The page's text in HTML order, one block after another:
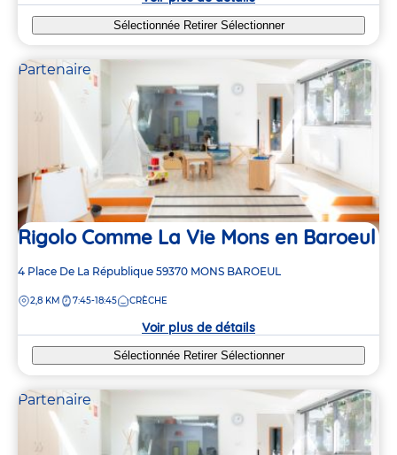
Sélectionnée Retirer Sélectionner
Partenaire
Rigolo Comme La Vie Mons en Baroeul
Adresse
la
4 Place De La République 59370 MONS BAROEUL
DISTANCE
2,8 KM 7:45-18:45 CRÈCHE
Voir plus de détails
Sélectionnée Retirer Sélectionner
Partenaire